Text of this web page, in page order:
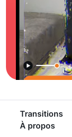
Transitions
À propos